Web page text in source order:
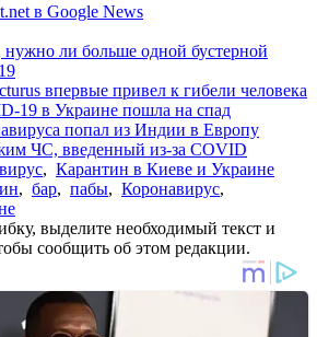
в Google News
ли больше одной бустерной
впервые привел к гибели человека
19 в Украине пошла на спад
попал из Индии в Европу
ЧС, введенный из-за COVID
, Карантин в Киеве и Украине
, бар, пабы, Коронавирус,
выделите необходимый текст и
сообщить об этом редакции.